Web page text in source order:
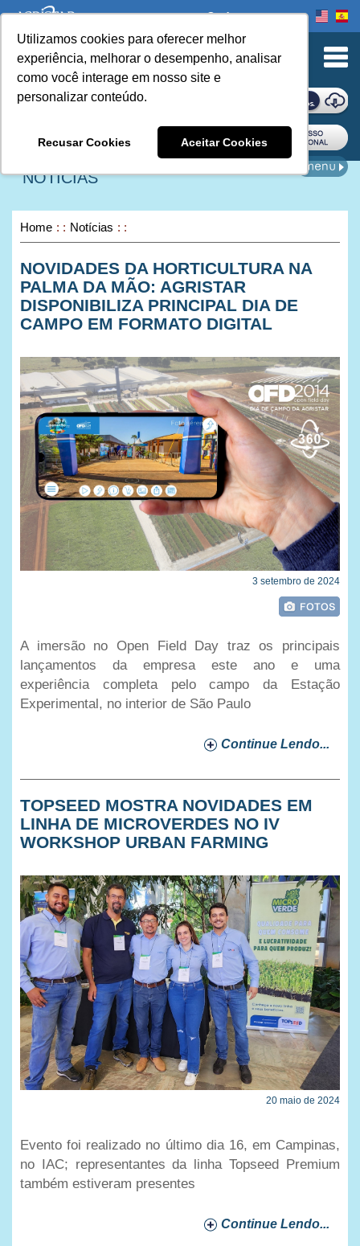
Utilizamos cookies para oferecer melhor
experiência, melhorar o desempenho, analisar
como você interage em nosso site e
personalizar conteúdo.
Recusar Cookies Aceitar Cookies
to Content
Onde comprar
ONDE COMPRAR
NOTÍCIAS
Home Notícias
NOVIDADES DA HORTICULTURA NA
PALMA DA MÃO: AGRISTAR
DISPONIBILIZA PRINCIPAL DIA DE
CAMPO EM FORMATO DIGITAL
3 setembro de 2024
A imersão no Open Field Day traz os principais
lançamentos da empresa este ano e uma
experiência completa pelo campo da Estação
Experimental, no interior de São Paulo
Continue Lendo...
TOPSEED MOSTRA NOVIDADES EM
LINHA DE MICROVERDES NO IV
WORKSHOP URBAN FARMING
20 maio de 2024
Evento foi realizado no último dia 16, em Campinas,
no IAC; representantes da linha Topseed Premium
também estiveram presentes
Continue Lendo...